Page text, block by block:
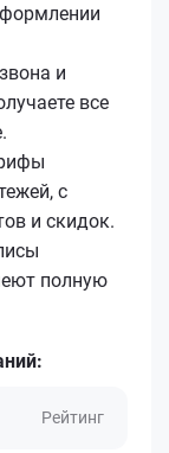
и
все
с
и скидок.
полную
Рейтинг